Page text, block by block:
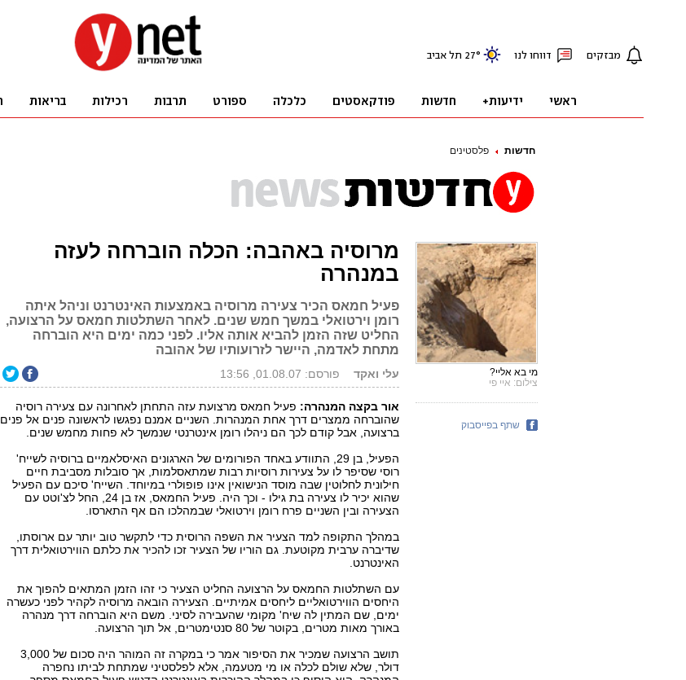
חדשות פלסטינים
מרוסיה באהבה: הכלה הוברחה לעזה
במנהרה
פעיל חמאס הכיר צעירה מרוסיה באמצעות האינטרנט וניהל איתה
רומן וירטואלי במשך חמש שנים. לאחר השתלטות חמאס על הרצועה,
החליט שזה הזמן להביא אותה אליו. לפני כמה ימים היא הוברחה
מתחת לאדמה, היישר לזרועותיו של אהובה
עלי ואקד פורסם: 01.08.07, 13:56
אור בקצה המנהרה: פעיל חמאס מרצועת עזה התחתן לאחרונה עם צעירה רוסיה
שהוברחה ממצרים דרך אחת המנהרות. השניים אמנם נפגשו לראשונה פנים אל פנים
ברצועה, אבל קודם לכך הם ניהלו רומן אינטרנטי שנמשך לא פחות מחמש שנים.
הפעיל, בן 29, התוודע באחד הפורומים של הארגונים האיסלאמיים ברוסיה לשייח'
רוסי שסיפר לו על צעירות רוסיות רבות שמתאסלמות, אך סובלות מסביבת חיים
חילונית לחלוטין שבה מוסד הנישואין אינו פופולרי במיוחד. השייח' סיכם עם הפעיל
שהוא יכיר לו צעירה בת גילו - וכך היה. פעיל החמאס, אז בן 24, החל לצ'וטט עם
הצעירה ובין השניים פרח רומן וירטואלי שבמהלכו הם אף התארסו.
במהלך התקופה למד הצעיר את השפה הרוסית כדי לתקשר טוב יותר עם ארוסתו,
שדיברה ערבית מקוטעת. גם הוריו של הצעיר זכו להכיר את כלתם הווירטואלית דרך
האינטרנט.
עם השתלטות החמאס על הרצועה החליט הצעיר כי זהו הזמן המתאים להפוך את
היחסים הווירטואליים ליחסים אמיתיים. הצעירה הובאה מרוסיה לקהיר לפני כעשרה
ימים, שם המתין לה שיח' מקומי שהעבירה לסיני. משם היא הוברחה דרך מנהרה
באורך מאות מטרים, בקוטר של 80 סנטימטרים, אל תוך הרצועה.
תושב הרצועה שמכיר את הסיפור אמר כי במקרה זה המוהר היה סכום של 3,000
דולר, שלא שולם לכלה או מי מטעמה, אלא לפלסטיני שמתחת לביתו נחפרה
מי בא אליי?
צילום: איי פי
שתף בפייסבוק